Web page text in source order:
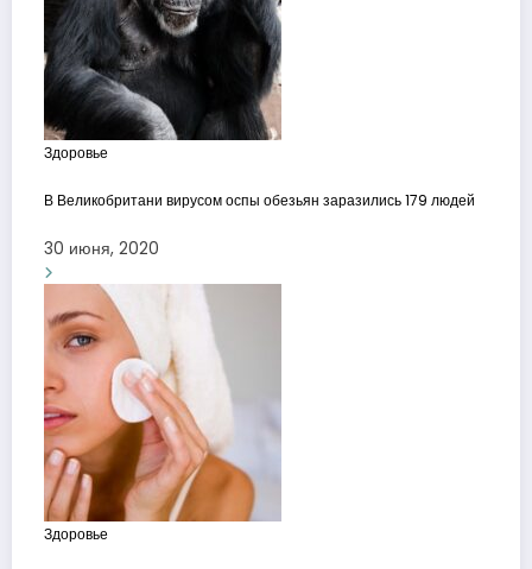
Здоровье
В Великобритани вирусом оспы обезьян заразились 179 людей
30 июня, 2020
Здоровье